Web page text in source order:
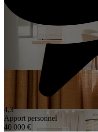
4,3
Apport personnel
40 000 €